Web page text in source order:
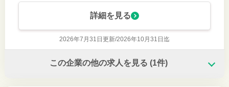
の他業
詳細を見る
2026年7月31日更新/2026年10月31日迄
この企業の他の求人を見る (1件)